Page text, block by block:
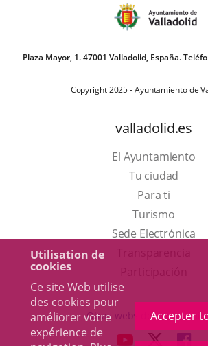
Utilisation de
cookies
Ce site Web utilise
des cookies pour
améliorer votre
expérience de
Accepter
Plaza Mayor, 1. 47001 Valladolid, España.
Copyright 2025 - Ayuntamiento de
valladolid.es
El Ayuntamiento
Tu ciudad
Para ti
TurismoEste
enlace
una
Sede Electrónica
Otras webs del
ENLACEENLACE